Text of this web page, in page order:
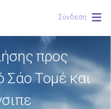
Σύνδεση
προς
Σάο Τομέ και